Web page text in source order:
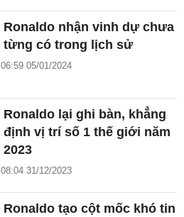
Ronaldo nhận vinh dự chưa
từng có trong lịch sử
06:59 05/01/2024
Ronaldo lại ghi bàn, khẳng
định vị trí số 1 thế giới năm
2023
08:04 31/12/2023
Ronaldo tạo cột mốc khó tin